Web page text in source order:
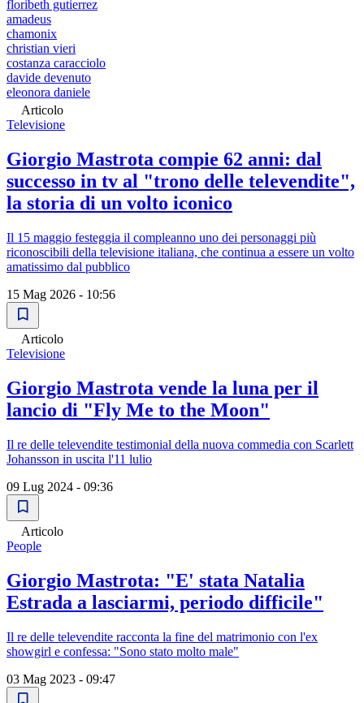
floribeth gutierrez
amadeus
chamonix
christian vieri
costanza caracciolo
davide devenuto
eleonora daniele
Articolo
Televisione
Giorgio Mastrota compie 62 anni: dal
successo in tv al "trono delle televendite",
la storia di un volto iconico
Il 15 maggio festeggia il compleanno uno dei personaggi più
riconoscibili della televisione italiana, che continua a essere un volto
amatissimo dal pubblico
15 Mag 2026 - 10:56
Articolo
Televisione
Giorgio Mastrota vende la luna per il
lancio di "Fly Me to the Moon"
Il re delle televendite testimonial della nuova commedia con Scarlett
Johansson in uscita l'11 lulio
09 Lug 2024 - 09:36
Articolo
People
Giorgio Mastrota: "E' stata Natalia
Estrada a lasciarmi, periodo difficile"
Il re delle televendite racconta la fine del matrimonio con l'ex
showgirl e confessa: "Sono stato molto male"
03 Mag 2023 - 09:47